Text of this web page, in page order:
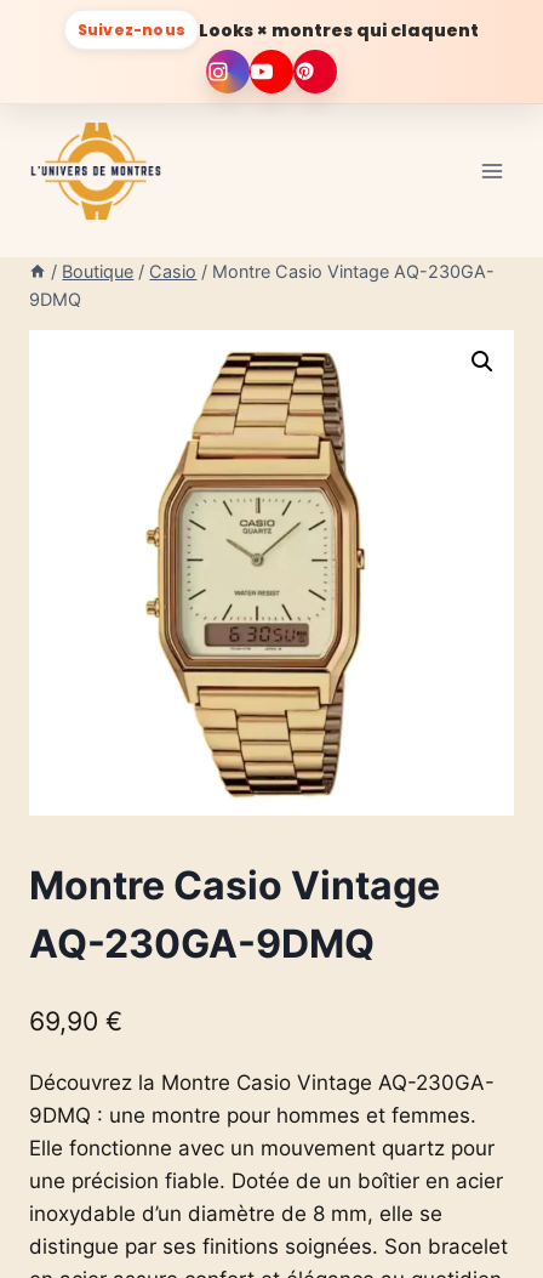
Suivez-nous Looks × montres qui claquent
contenu
/ Boutique / Casio / Montre Casio Vintage AQ-230GA-
9DMQ
Montre Casio Vintage
AQ-230GA-9DMQ
69,90 €
Découvrez la Montre Casio Vintage AQ-230GA-
9DMQ : une montre pour hommes et femmes.
Elle fonctionne avec un mouvement quartz pour
une précision fiable. Dotée de un boîtier en acier
inoxydable d’un diamètre de 8 mm, elle se
distingue par ses finitions soignées. Son bracelet